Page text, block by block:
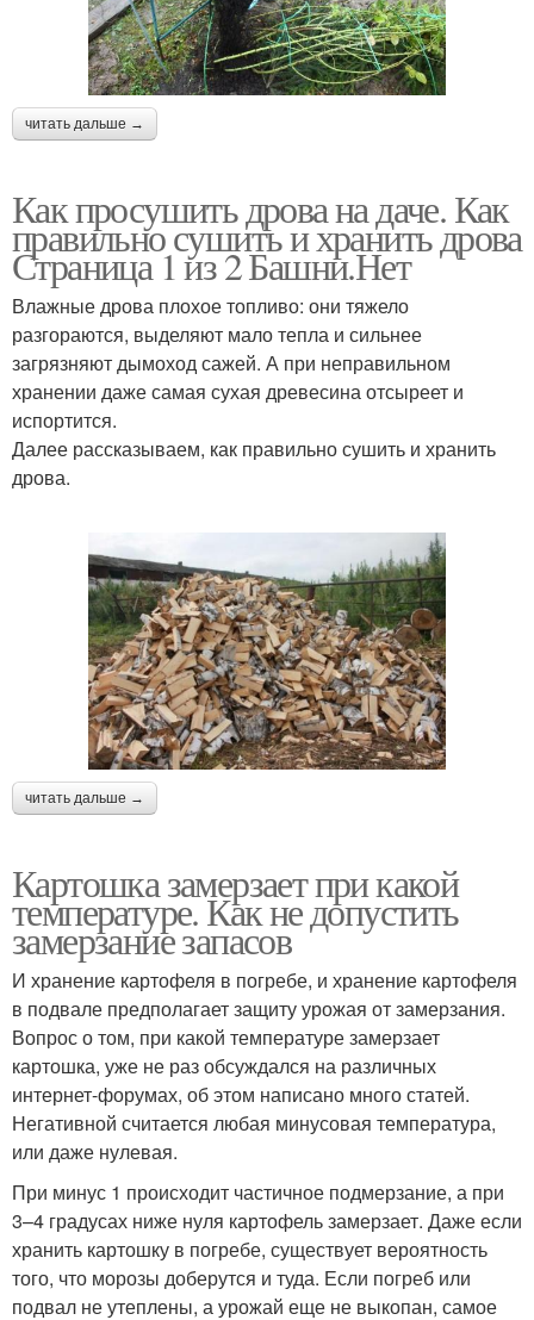
читать дальше →
Как просушить дрова на даче. Как
правильно сушить и хранить дрова
Страница 1 из 2 Башни.Нет
Влажные дрова плохое топливо: они тяжело
разгораются, выделяют мало тепла и сильнее
загрязняют дымоход сажей. А при неправильном
хранении даже самая сухая древесина отсыреет и
испортится.
Далее рассказываем, как правильно сушить и хранить
дрова.
читать дальше →
Картошка замерзает при какой
температуре. Как не допустить
замерзание запасов
И хранение картофеля в погребе, и хранение картофеля
в подвале предполагает защиту урожая от замерзания.
Вопрос о том, при какой температуре замерзает
картошка, уже не раз обсуждался на различных
интернет-форумах, об этом написано много статей.
Негативной считается любая минусовая температура,
или даже нулевая.
При минус 1 происходит частичное подмерзание, а при
3–4 градусах ниже нуля картофель замерзает. Даже если
хранить картошку в погребе, существует вероятность
того, что морозы доберутся и туда. Если погреб или
подвал не утеплены, а урожай еще не выкопан, самое